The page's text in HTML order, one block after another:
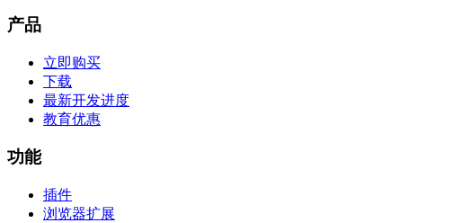
产品
立即购买
下载
最新开发进度
教育优惠
功能
插件
浏览器扩展